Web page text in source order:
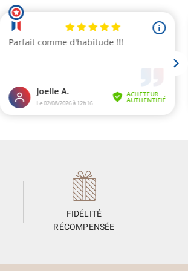
FIDÉLITÉ
RÉCOMPENSÉE